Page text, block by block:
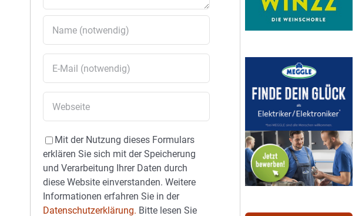
Mit der Nutzung dieses Formulars
erklären Sie sich mit der Speicherung
und Verarbeitung Ihrer Daten durch
diese Website einverstanden. Weitere
Informationen erfahren Sie in der
Datenschutzerklärung. Bitte lesen Sie